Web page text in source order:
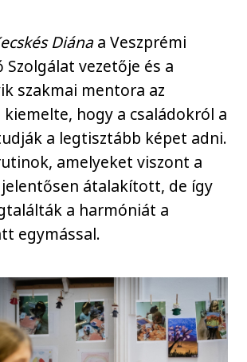
Diánaa Veszprémi
Szolgálat vezetője és a
szakmai mentora az
hogy a családokról a
a legtisztább képet adni.
amelyeket viszont a
átalakított, de így
a harmóniát a
egymással.